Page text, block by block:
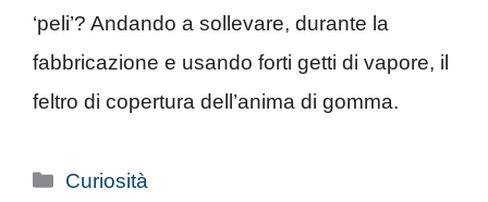
‘peli’? Andando a sollevare, durante la
fabbricazione e usando forti getti di vapore, il
feltro di copertura dell’anima di gomma.
Categorie
Curiosità